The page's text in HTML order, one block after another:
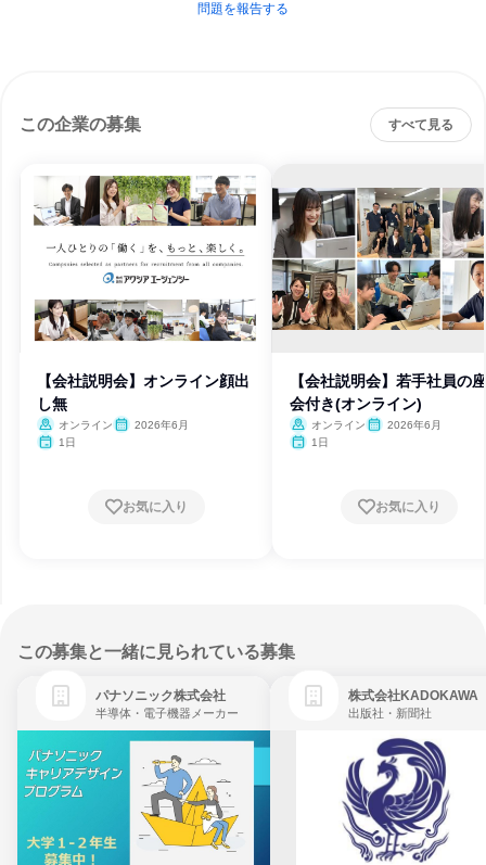
問題を報告する
この企業の募集 すべて見る
【会社説明会】オンライン顔出
し無
オンライン
2026年6月
1日
お気に入り
【会社説明会】若手社員の
会付き(オンライン)
オンライン
2026年6月
1日
お気に入り
この募集と一緒に見られている募集
パナソニック株式会社
半導体・電子機器メーカー
株式会社KADOKAWA
出版社・新聞社